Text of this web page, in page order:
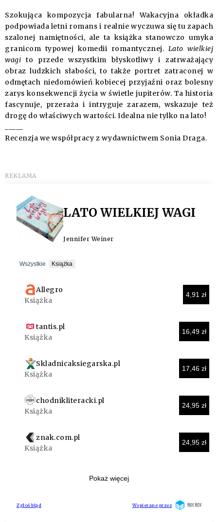
Szokująca kompozycja fabularna! Wakacyjna okładka
podpowiada letni romans i realnie wyczuwa się tu zapach
szalonej namiętności, ale ta książka stanowczo umyka
granicom typowej komedii romantycznej. Lato wielkiej
wagi to przede wszystkim błyskotliwy i zatrważający
obraz ludzkich słabości, to także portret zatraconej w
odmętach niedomówień kobiecej przyjaźni oraz bolesny
zarys konsekwencji życia w świetle jupiterów. Ta historia
fascynuje, przeraża i intryguje zarazem, wskazuje też
drogę do właściwych wartości. Idealna nie tylko na lato!
Recenzja we współpracy z wydawnictwem Sonia Draga.